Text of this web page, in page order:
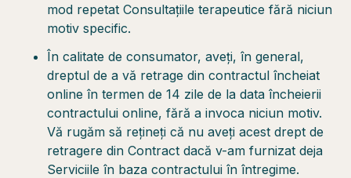
mod repetat Consultațiile terapeutice fără niciun
motiv specific.
În calitate de consumator, aveți, în general,
dreptul de a vă retrage din contractul încheiat
online în termen de 14 zile de la data încheierii
contractului online, fără a invoca niciun motiv.
Vă rugăm să rețineți că nu aveți acest drept de
retragere din Contract dacă v-am furnizat deja
Serviciile în baza contractului în întregime.